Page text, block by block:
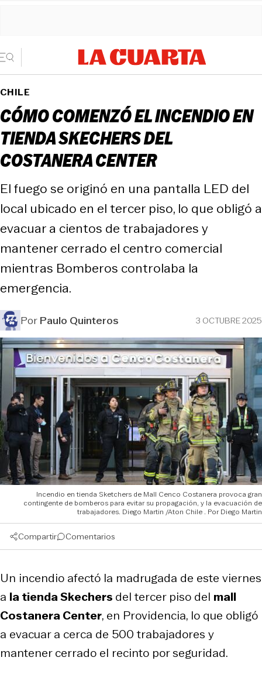
CHILE
CÓMO COMENZÓ EL INCENDIO EN
TIENDA SKECHERS DEL
COSTANERA CENTER
El fuego se originó en una pantalla LED del
local ubicado en el tercer piso, lo que obligó a
evacuar a cientos de trabajadores y
mantener cerrado el centro comercial
mientras Bomberos controlaba la
emergencia.
PorPaulo Quinteros 3 OCTUBRE 2025
Incendio en tienda Sketchers de Mall Cenco Costanera provoca gran
contingente de bomberos para evitar su propagación, y la evacuación de
trabajadores. Diego Martin /Aton Chile
Diego Martin
Compartir Comentarios
Un incendio afectó la madrugada de este viernes
a la tienda Skechers del tercer piso del mall
Costanera Center, en Providencia, lo que obligó
a evacuar a cerca de 500 trabajadores y
mantener cerrado el recinto por seguridad.